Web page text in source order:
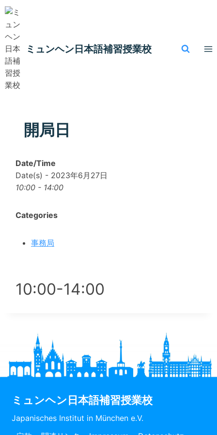
内
を
キ
ッ
プ
ミュンヘン​日本語補習授業校
開局日
Date/Time
Date(s) - 2023年6月27日
10:00 - 14:00
Categories
事務局
10:00-14:00
ミュンヘン日本語補習授業校
Japanisches Institut in München e.V.